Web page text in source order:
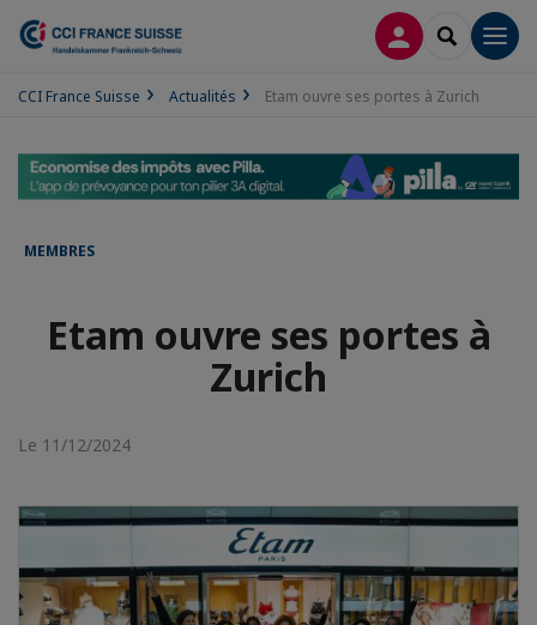
CONNEXION
CCI France Suisse Actualités Etam ouvre ses portes à Zurich
MEMBRES
Etam ouvre ses portes à
Zurich
Le 11/12/2024